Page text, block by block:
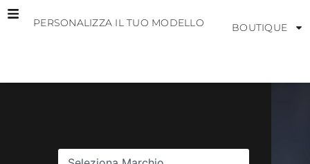
Vai
PERSONALIZZA IL TUO MODELLO BOUTIQUE